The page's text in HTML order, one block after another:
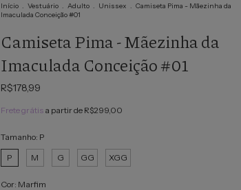
Início . Vestuário . Adulto . Unissex . Camiseta Pima - Mãezinha da
Imaculada Conceição #01
Camiseta Pima - Mãezinha da
Imaculada Conceição #01
R$178,99
Frete grátis a partir de R$299,00
Tamanho: P
P
M G GG XGG
Cor: Marfim